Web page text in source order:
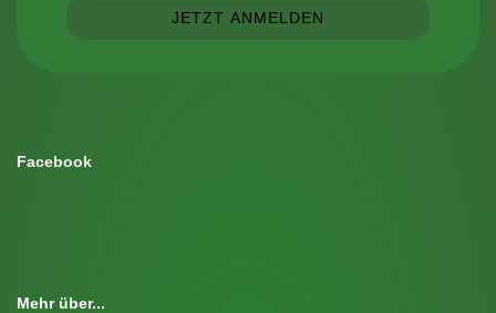
Facebook
Mehr über...